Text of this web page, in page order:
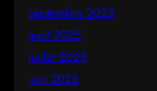
septembre 2025
août 2025
juillet 2025
juin 2025